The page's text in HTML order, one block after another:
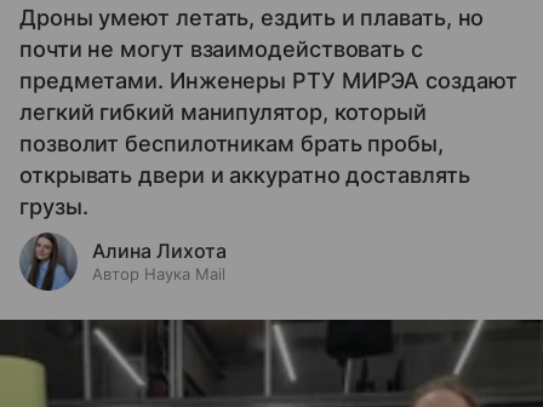
Дроны умеют летать, ездить и плавать, но
почти не могут взаимодействовать с
предметами. Инженеры РТУ МИРЭА создают
легкий гибкий манипулятор, который
позволит беспилотникам брать пробы,
открывать двери и аккуратно доставлять
грузы.
Алина Лихота
Автор Наука Mail